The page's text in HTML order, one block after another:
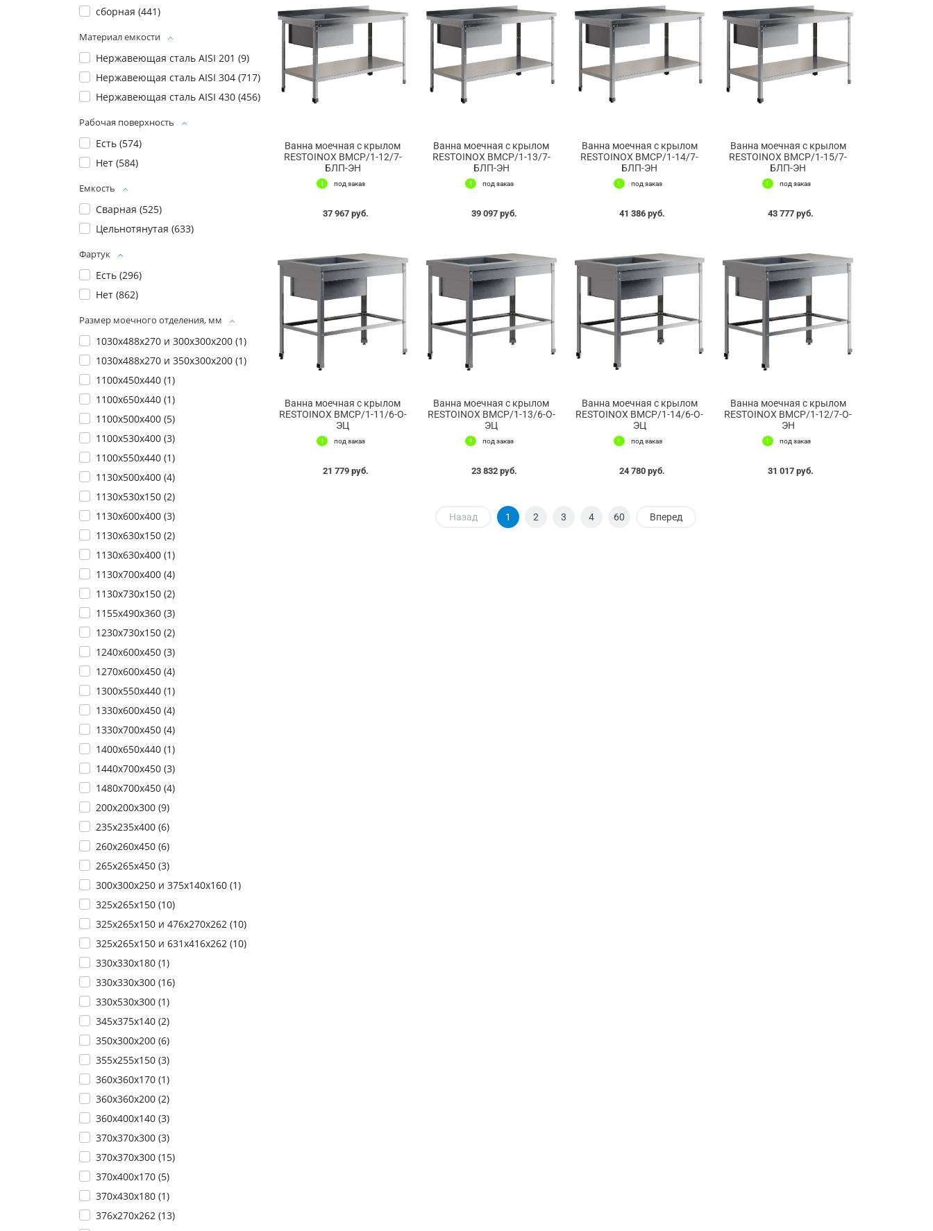
сборная (441)
Материал емкости
Нержавеющая сталь AISI 201 (9)
Нержавеющая сталь AISI 304 (717)
Нержавеющая сталь AISI 430 (456)
Рабочая поверхность
Есть (574)
Нет (584)
Емкость
Сварная (525)
Цельнотянутая (633)
Фартук
Есть (296)
Нет (862)
Размер моечного отделения, мм
1030х488х270 и 300х300х200 (1)
1030х488х270 и 350х300х200 (1)
1100x450x440 (1)
1100x650x440 (1)
1100х500х400 (5)
1100х530х400 (3)
1100х550х440 (1)
1130х500х400 (4)
1130х530х150 (2)
1130х600х400 (3)
1130х630х150 (2)
1130х630х400 (1)
1130х700х400 (4)
1130х730х150 (2)
1155х490х360 (3)
1230х730х150 (2)
1240х600х450 (3)
1270х600х450 (4)
1300x550x440 (1)
1330х600х450 (4)
1330х700х450 (4)
1400x650x440 (1)
1440х700х450 (3)
1480х700х450 (4)
200х200х300 (9)
235х235х400 (6)
260х260х450 (6)
265х265х450 (3)
300х300х250 и 375х140х160 (1)
325х265х150 (10)
325х265х150 и 476х270х262 (10)
325х265х150 и 631х416х262 (10)
330х330х180 (1)
330х330х300 (16)
330х530х300 (1)
345х375х140 (2)
350х300х200 (6)
355х255х150 (3)
360х360х170 (1)
360х360х200 (2)
360х400х140 (3)
370x370x300 (3)
370х370х300 (15)
370х400х170 (5)
370х430х180 (1)
376х270х262 (13)
Ванна моечная с крылом
RESTOINOX ВМСР/1-12/7-
БЛП-ЭН
под заказ
37 967 руб.
Ванна моечная с крылом
RESTOINOX ВМСР/1-13/7-
БЛП-ЭН
под заказ
39 097 руб.
Ванна моечная с крылом
RESTOINOX ВМСР/1-14/7-
БЛП-ЭН
под заказ
41 386 руб.
Ванна моечная с крылом
RESTOINOX ВМСР/1-15/7-
БЛП-ЭН
под заказ
43 777 руб.
Ванна моечная с крылом
RESTOINOX ВМСР/1-11/6-О-
ЭЦ
под заказ
21 779 руб.
Ванна моечная с крылом
RESTOINOX ВМСР/1-13/6-О-
ЭЦ
под заказ
23 832 руб.
Ванна моечная с крылом
RESTOINOX ВМСР/1-14/6-О-
ЭЦ
под заказ
24 780 руб.
Ванна моечная с крылом
RESTOINOX ВМСР/1-12/7-О-
ЭН
под заказ
31 017 руб.
Назад 1 2 3 4 60 Вперед